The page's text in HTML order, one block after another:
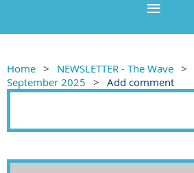
Home NEWSLETTER - The Wave
September 2025
Add comment